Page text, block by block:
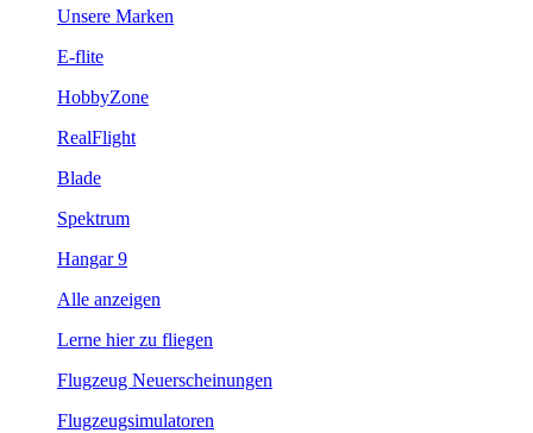
Unsere Marken
E-flite
HobbyZone
RealFlight
Blade
Spektrum
Hangar 9
Alle anzeigen
Lerne hier zu fliegen
Flugzeug Neuerscheinungen
Flugzeugsimulatoren